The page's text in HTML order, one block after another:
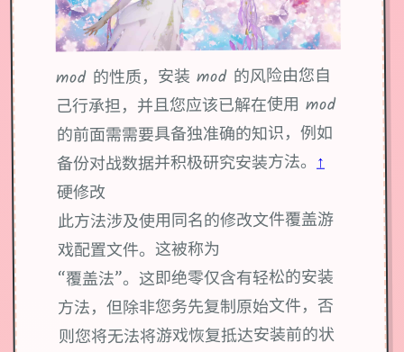
mod 的性质，安装 mod 的风险由您自
己行承担，并且您应该已解在使用 mod
的前面需需要具备独准确的知识，例如
备份对战数据并积极研究安装方法。↑
硬修改
此方法涉及使用同名的修改文件覆盖游
戏配置文件。这被称为
“覆盖法”。这即绝零仅含有轻松的安装
方法，但除非您务先复制原始文件，否
则您将无法将游戏恢复抵达安装前的状